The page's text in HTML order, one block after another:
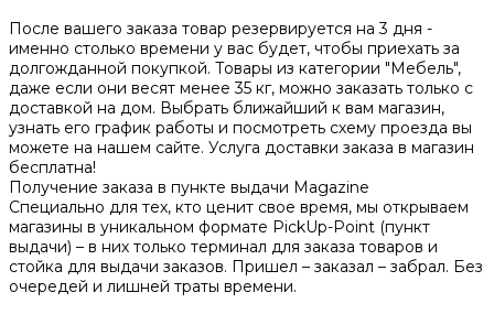
После вашего заказа товар резервируется на 3 дня -
именно столько времени у вас будет, чтобы приехать за
долгожданной покупкой. Товары из категории "Мебель",
даже если они весят менее 35 кг, можно заказать только с
доставкой на дом. Выбрать ближайший к вам магазин,
узнать его график работы и посмотреть схему проезда вы
можете на нашем сайте. Услуга доставки заказа в магазин
бесплатна!
Получение заказа в пункте выдачи Magazine
Специально для тех, кто ценит свое время, мы открываем
магазины в уникальном формате PickUp-Point (пункт
выдачи) – в них только терминал для заказа товаров и
стойка для выдачи заказов. Пришел – заказал – забрал. Без
очередей и лишней траты времени.